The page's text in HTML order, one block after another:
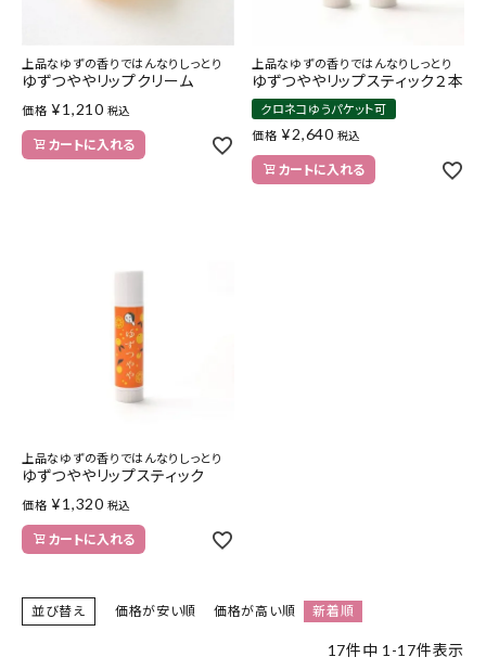
上品なゆずの香りではんなりしっとり
ゆずつややリップクリーム
価格 ¥1,210 税込
カートに入れる
上品なゆずの香りではんなりしっとり
ゆずつややリップスティック２本
クロネコゆうパケット可
価格 ¥2,640 税込
カートに入れる
上品なゆずの香りではんなりしっとり
ゆずつややリップスティック
価格 ¥1,320 税込
カートに入れる
並び替え 価格が安い順 価格が高い順 新着順
17件中 1 -17件表示